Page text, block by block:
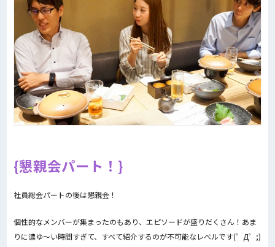
懇親会パート！
社員総会パートの後は懇親会！
個性的なメンバーが集まったのもあり、エピソードが盛りだくさん！あま
りに濃ゆ〜い時間すぎて、すべて紹介するのが不可能なレベルです(゜Д゜;)